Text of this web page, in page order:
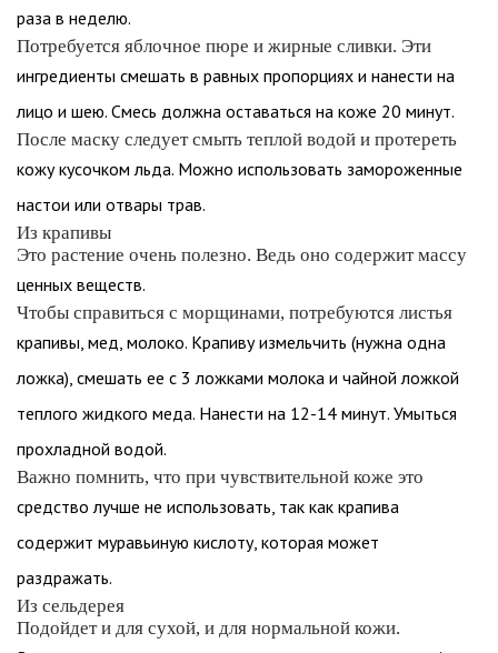
раза в неделю.
Потребуется яблочное пюре и жирные сливки. Эти
ингредиенты смешать в равных пропорциях и нанести на
лицо и шею. Смесь должна оставаться на коже 20 минут.
После маску следует смыть теплой водой и протереть
кожу кусочком льда. Можно использовать замороженные
настои или отвары трав.
Из крапивы
Это растение очень полезно. Ведь оно содержит массу
ценных веществ.
Чтобы справиться с морщинами, потребуются листья
крапивы, мед, молоко. Крапиву измельчить (нужна одна
ложка), смешать ее с 3 ложками молока и чайной ложкой
теплого жидкого меда. Нанести на 12-14 минут. Умыться
прохладной водой.
Важно помнить, что при чувствительной коже это
средство лучше не использовать, так как крапива
содержит муравьиную кислоту, которая может
раздражать.
Из сельдерея
Подойдет и для сухой, и для нормальной кожи.